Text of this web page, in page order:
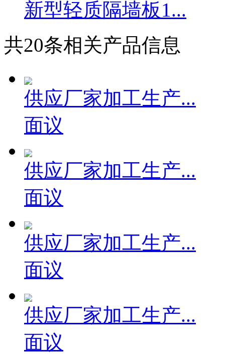
新型轻质隔墙板1...
共20条相关产品信息
供应厂家加工生产...
面议
供应厂家加工生产...
面议
供应厂家加工生产...
面议
供应厂家加工生产...
面议